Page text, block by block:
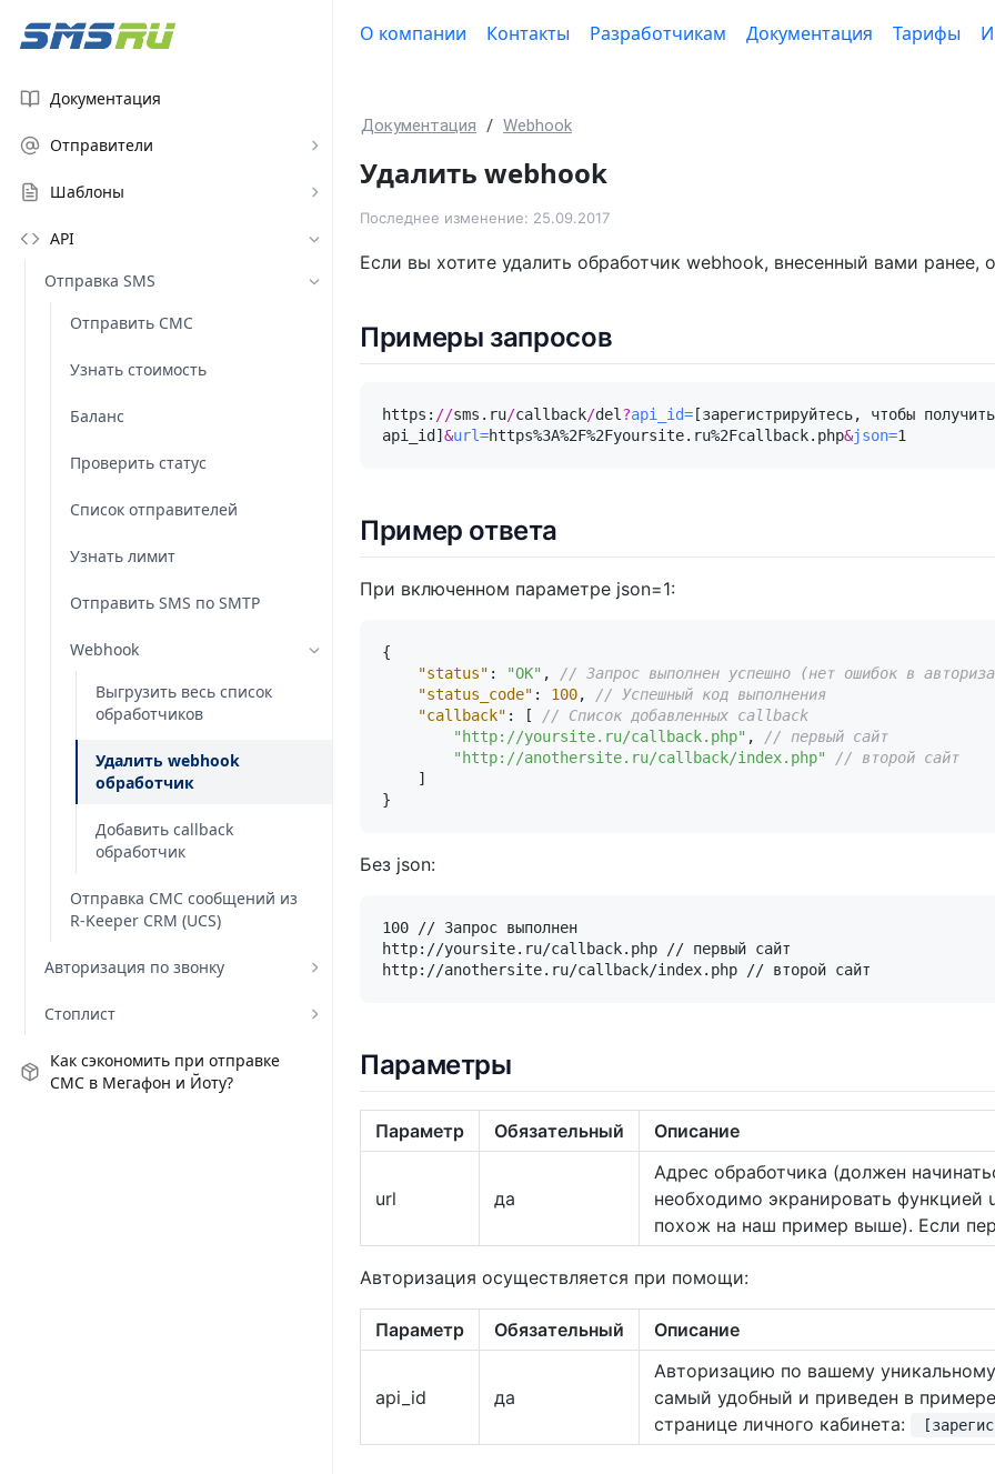
Документация
Отправители
Шаблоны
API
Отправка SMS
Отправить СМС
Узнать стоимость
Баланс
Проверить статус
Список отправителей
Узнать лимит
Отправить SMS по SMTP
Webhook
Выгрузить весь список
обработчиков
Удалить webhook
обработчик
Добавить callback
обработчик
Отправка СМС сообщений из
R-Keeper CRM (UCS)
Авторизация по звонку
Стоплист
Как сэкономить при отправке
СМС в Мегафон и Йоту?
О компании Контакты Разработчикам Документация Тарифы
Документация Webhook
Удалить webhook
Последнее изменение: 25.09.2017
Если вы хотите удалить обработчик webhook, внесенный вами ранее,
Примеры запросов
https: //sms.ru/callback/del ?api_id= [зарегистрируйтесь, чтобы получить
api_id] &url=https%3A%2F%2Fyoursite.ru%2Fcallback.php&json=1
Пример ответа
При включенном параметре json=1:
{
"status" : "OK" ,
// Запрос выполнен успешно (нет ошибок в
"status_code" : 100,
// Успешный код выполнения
"callback" : [
// Список добавленных callback
"http://yoursite.ru/callback.php" ,
// первый сайт
"http://anothersite.ru/callback/index.php"
// второй сайт
]
}
Без json:
100 // Запрос выполнен
http://yoursite.ru/callback.php // первый сайт
Параметры
Параметр Обязательный Описание
url да
Адрес обработчика (должен
необходимо экранировать функцией
похож на наш пример выше). Если
Авторизация осуществляется при помощи:
Параметр Обязательный Описание
api_id да
Авторизацию по вашему
самый удобный и приведен в
странице личного кабинета: